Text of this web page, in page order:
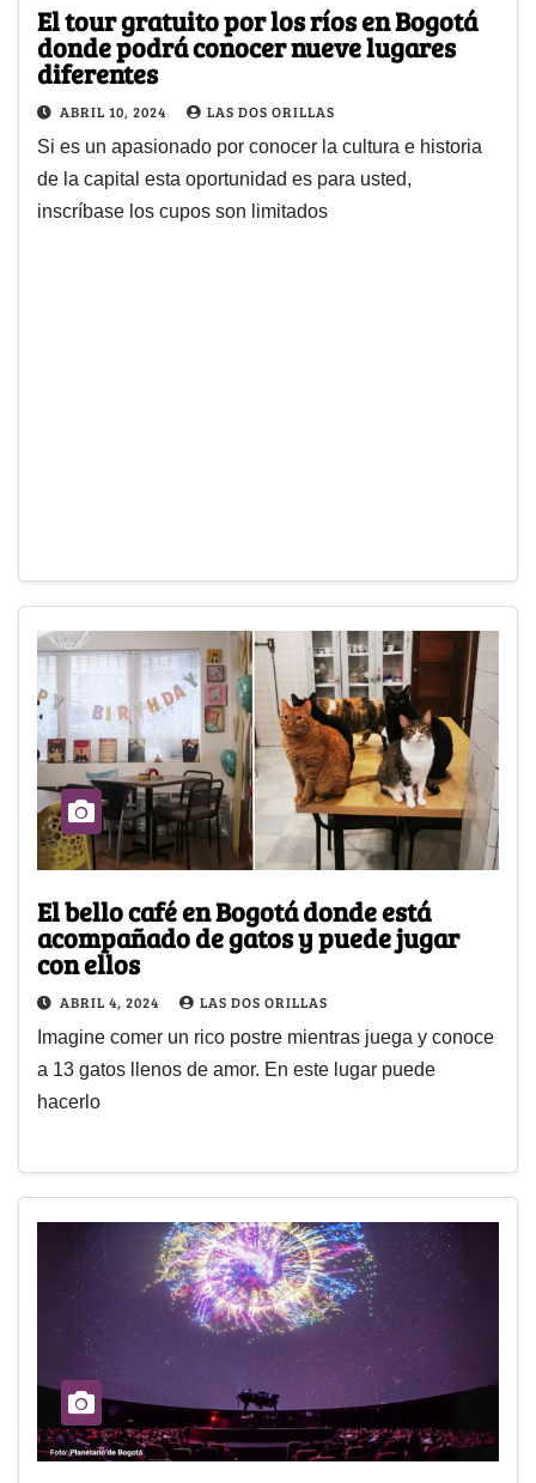
El tour gratuito por los ríos en Bogotá
donde podrá conocer nueve lugares
diferentes
ABRIL 10, 2024 LAS DOS ORILLAS
Si es un apasionado por conocer la cultura e historia
de la capital esta oportunidad es para usted,
inscríbase los cupos son limitados
El bello café en Bogotá donde está
acompañado de gatos y puede jugar
con ellos
ABRIL 4, 2024 LAS DOS ORILLAS
Imagine comer un rico postre mientras juega y conoce
a 13 gatos llenos de amor. En este lugar puede
hacerlo